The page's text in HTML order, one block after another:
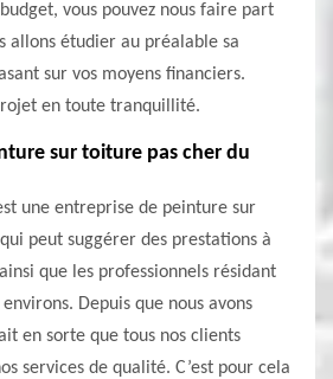
vous pouvez nous faire part
allons étudier au préalable sa
sur vos moyens financiers.
en toute tranquillité.
sur toiture pas cher du
une entreprise de peinture sur
peut suggérer des prestations à
que les professionnels résidant
Depuis que nous avons
en sorte que tous nos clients
services de qualité. C’est pour cela